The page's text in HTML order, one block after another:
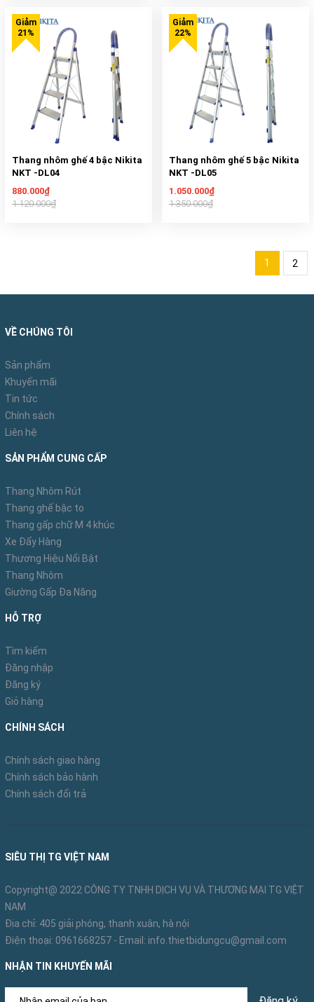
Thang nhôm ghế 4 bậc Nikita
NKT -DL04
880.000₫
1.120.000₫
Thang nhôm ghế 5 bậc Nikita
NKT -DL05
1.050.000₫
1.350.000₫
1 2
VỀ CHÚNG TÔI
Sản phẩm
Khuyến mãi
Tin tức
Chính sách
Liên hệ
SẢN PHẨM CUNG CẤP
Thang Nhôm Rút
Thang ghế bậc to
Thang gấp chữ M 4 khúc
Xe Đẩy Hàng
Thương Hiệu Nổi Bật
Thang Nhôm
Giường Gấp Đa Năng
HỖ TRỢ
Tìm kiếm
Đăng nhập
Đăng ký
Giỏ hàng
CHÍNH SÁCH
Chính sách giao hàng
Chính sách bảo hành
Chính sách đổi trả
SIÊU THỊ TG VIỆT NAM
Copyright@ 2022 CÔNG TY TNHH DỊCH VỤ VÀ THƯƠNG MẠI TG VIỆT
NAM
Địa chỉ: 405 giải phóng, thanh xuân, hà nội
Điện thoại: 0961668257 - Email: info.thietbidungcu@gmail.com
NHẬN TIN KHUYẾN MÃI